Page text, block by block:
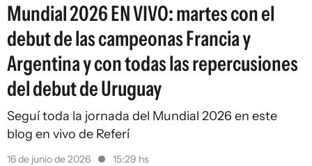
Mundial 2026 EN VIVO: martes con el
debut de las campeonas Francia y
Argentina y con todas las repercusiones
del debut de Uruguay
Seguí toda la jornada del Mundial 2026 en este
blog en vivo de Referí
16 de junio de 2026 15:29 hs